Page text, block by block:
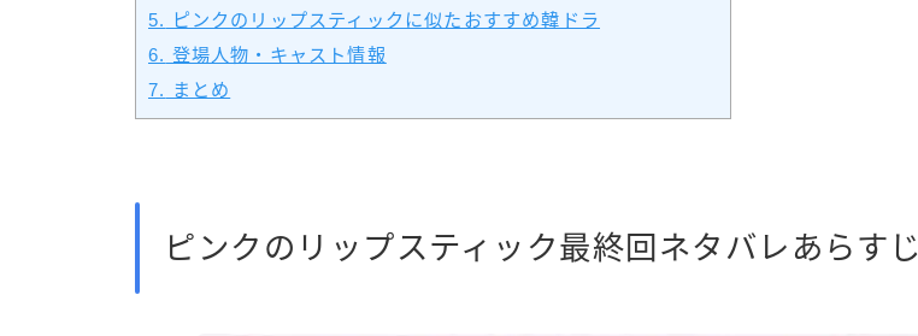
5.
ピンクのリップスティックに似たおすすめ韓ドラ
6. 登場人物・キャスト情報
7. まとめ
ピンクのリップスティック最終回ネタバレあらすじ